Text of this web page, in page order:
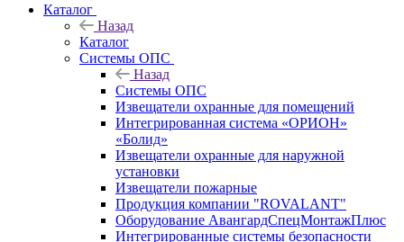
Каталог
Назад
Каталог
Системы ОПС
Назад
Системы ОПС
Извещатели охранные для помещений
Интегрированная система «ОРИОН»
«Болид»
Извещатели охранные для наружной
установки
Извещатели пожарные
Продукция компании "ROVALANT"
Оборудование АвангардСпецМонтажПлюс
Интегрированные системы безопасности